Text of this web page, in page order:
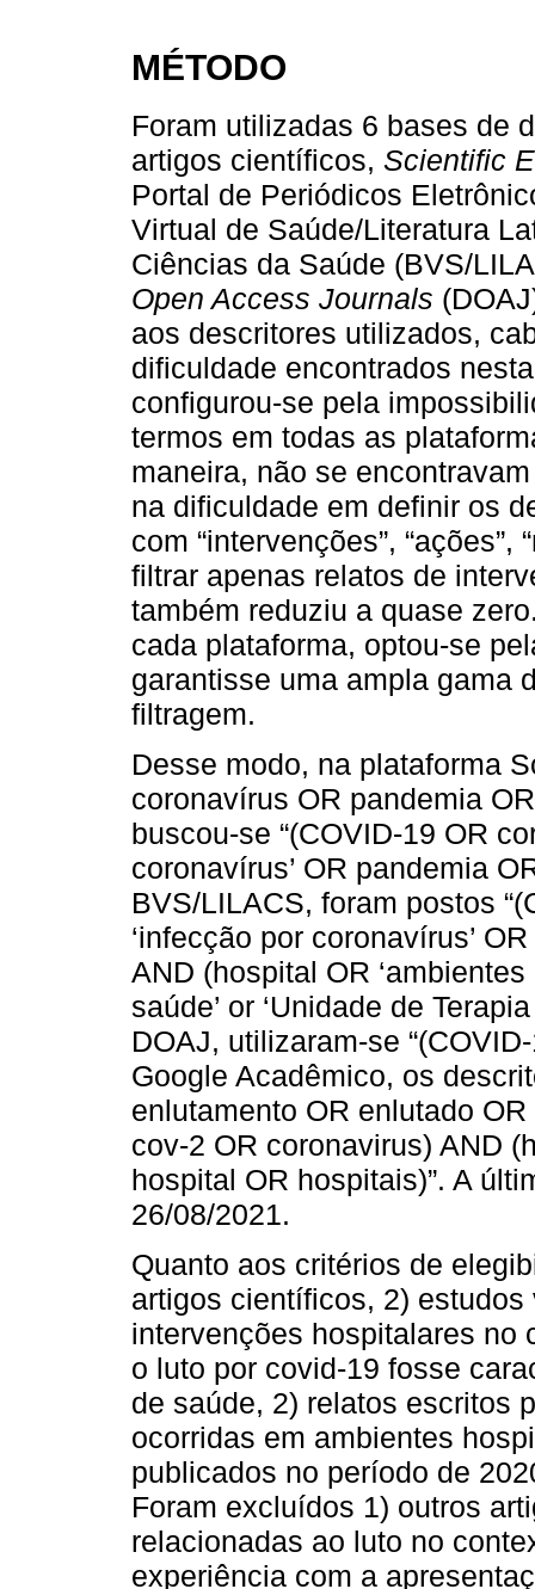
MÉTODO
Foram utilizadas 6 bases de
artigos científicos, Scientific
Portal de Periódicos
Virtual de Saúde/Literatura
Ciências da Saúde (BVS/
Open Access Journals
aos descritores utilizados,
dificuldade encontrados
configurou-se pela
termos em todas as
maneira, não se
na dificuldade em definir os
com “intervenções”, “ações”,
filtrar apenas relatos de
também reduziu a quase
cada plataforma, optou-se
garantisse uma ampla gama
filtragem.
Desse modo, na plataforma
coronavírus OR pandemia
buscou-se “(COVID-19 OR
coronavírus’ OR pandemia
BVS/LILACS, foram postos
‘infecção por coronavírus’
AND (hospital OR
saúde’ or ‘Unidade de
DOAJ, utilizaram-se
Google Acadêmico, os
enlutamento OR enlutado
cov-2 OR coronavirus) AND
hospital OR hospitais)”. A
26/08/2021.
Quanto aos critérios de
artigos científicos, 2)
intervenções hospitalares no
o luto por covid-19 fosse
de saúde, 2) relatos escritos
ocorridas em ambientes
publicados no período de
Foram excluídos 1) outros
relacionadas ao luto no
experiência com a